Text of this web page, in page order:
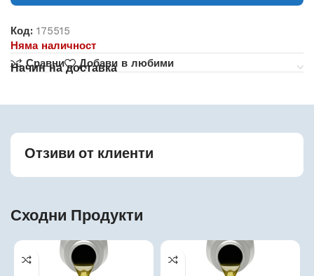
Код:175515
Няма наличност
Сравни
Добави в любими
Начин на доставка
Отзиви от клиенти
Сходни Продукти